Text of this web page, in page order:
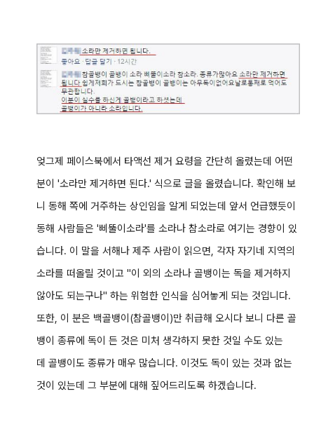
엊그제 페이스북에서 타액선 제거 요령을 간단히 올렸는데 어떤
분이 '소라만 제거하면 된다.' 식으로 글을 올렸습니다. 확인해 보
니 동해 쪽에 거주하는 상인임을 알게 되었는데 앞서 언급했듯이
동해 사람들은 '삐뚤이소라'를 소라나 참소라로 여기는 경향이 있
습니다. 이 말을 서해나 제주 사람이 읽으면, 각자 자기네 지역의
소라를 떠올릴 것이고 "이 외의 소라나 골뱅이는 독을 제거하지
않아도 되는구나" 하는 위험한 인식을 심어놓게 되는 것입니다.
또한, 이 분은 백골뱅이(참골뱅이)만 취급해 오시다 보니 다른 골
뱅이 종류에 독이 든 것은 미처 생각하지 못한 것일 수도 있는
데 골뱅이도 종류가 매우 많습니다. 이것도 독이 있는 것과 없는
것이 있는데 그 부분에 대해 짚어드리도록 하겠습니다.